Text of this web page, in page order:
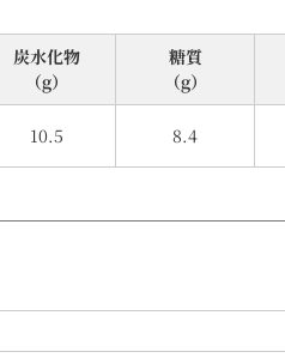
炭⽔化物
（g）
10.5
糖質
（g）
8.4